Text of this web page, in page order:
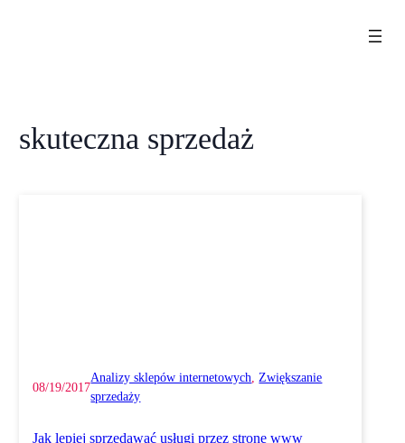
skuteczna sprzedaż
08/19/2017
Analizy sklepów internetowych
Zwiększanie
sprzedaży
Jak lepiej sprzedawać usługi przez stronę www